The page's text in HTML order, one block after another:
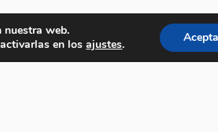
nuestra web.
en losajustes.